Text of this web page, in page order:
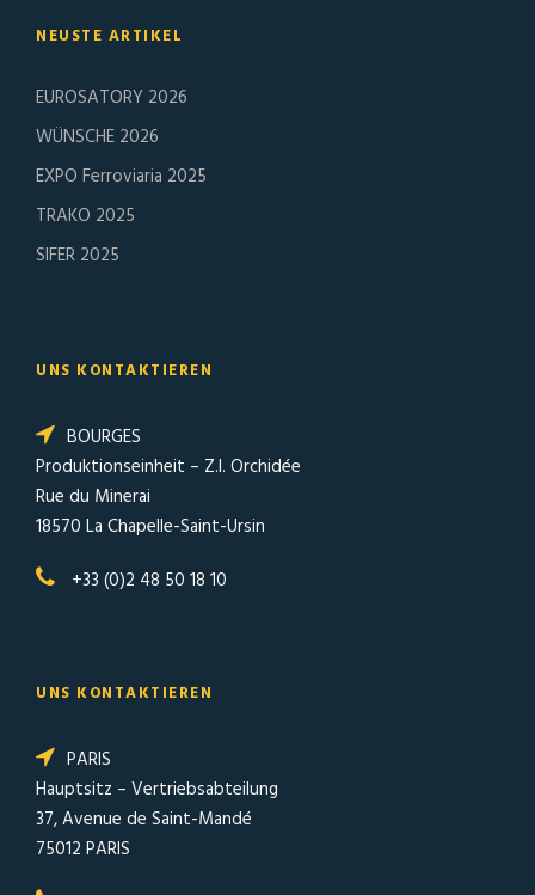
NEUSTE ARTIKEL
EUROSATORY 2026
WÜNSCHE 2026
EXPO Ferroviaria 2025
TRAKO 2025
SIFER 2025
UNS KONTAKTIEREN
BOURGES
Produktionseinheit – Z.I. Orchidée
Rue du Minerai
18570 La Chapelle-Saint-Ursin
+33 (0)2 48 50 18 10
UNS KONTAKTIEREN
PARIS
Hauptsitz – Vertriebsabteilung
37, Avenue de Saint-Mandé
75012 PARIS